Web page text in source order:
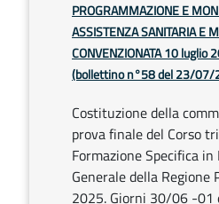
PROGRAMMAZIONE E
ASSISTENZA SANITARIA E
CONVENZIONATA 10 luglio
(bollettino n°58 del 23/07/
Costituzione della
prova finale del Corso
Formazione Specifica
Generale della Regione
2025. Giorni 30/06 -